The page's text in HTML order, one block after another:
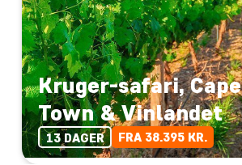
Kruger-safari, Cape
Town & Vinlandet
13 DAGER FRA 38.395 KR.